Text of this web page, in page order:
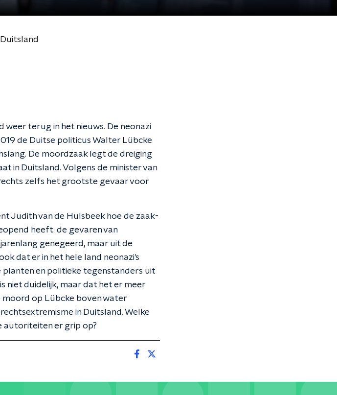
weer terug in het nieuws. De neonazi
de Duitse politicus Walter Lübcke
De moordzaak legt de dreiging
in Duitsland. Volgens de minister van
zelfs het grootste gevaar voor
Judith van de Hulsbeek hoe de zaak-
heeft: de gevaren van
genegeerd, maar uit de
dat er in het hele land neonazi's
planten en politieke tegenstanders uit
niet duidelijk, maar dat het er meer
moord op Lübcke boven water
in Duitsland. Welke
autoriteiten er grip op?